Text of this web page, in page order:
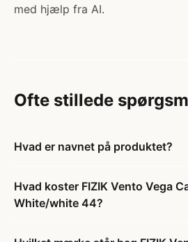
med hjælp fra AI.
Ofte stillede
Hvad er navnet på produktet?
Hvad koster FIZIK Vento Vega
White/white 44?